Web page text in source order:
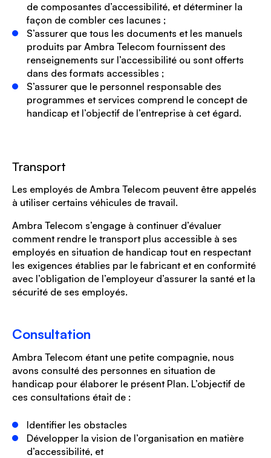
de composantes d’accessibilité, et déterminer la
façon de combler ces lacunes ;
S’assurer que tous les documents et les manuels
produits par Ambra Telecom fournissent des
renseignements sur l’accessibilité ou sont offerts
dans des formats accessibles ;
S’assurer que le personnel responsable des
programmes et services comprend le concept de
handicap et l’objectif de l’entreprise à cet égard.
Transport
Les employés de Ambra Telecom peuvent être appelés
à utiliser certains véhicules de travail.
Ambra Telecom s’engage à continuer d’évaluer
comment rendre le transport plus accessible à ses
employés en situation de handicap tout en respectant
les exigences établies par le fabricant et en conformité
avec l’obligation de l’employeur d’assurer la santé et la
sécurité de ses employés.
Consultation
Ambra Telecom étant une petite compagnie, nous
avons consulté des personnes en situation de
handicap pour élaborer le présent Plan. L’objectif de
ces consultations était de :
Identifier les obstacles
Développer la vision de l’organisation en matière
d’accessibilité, et